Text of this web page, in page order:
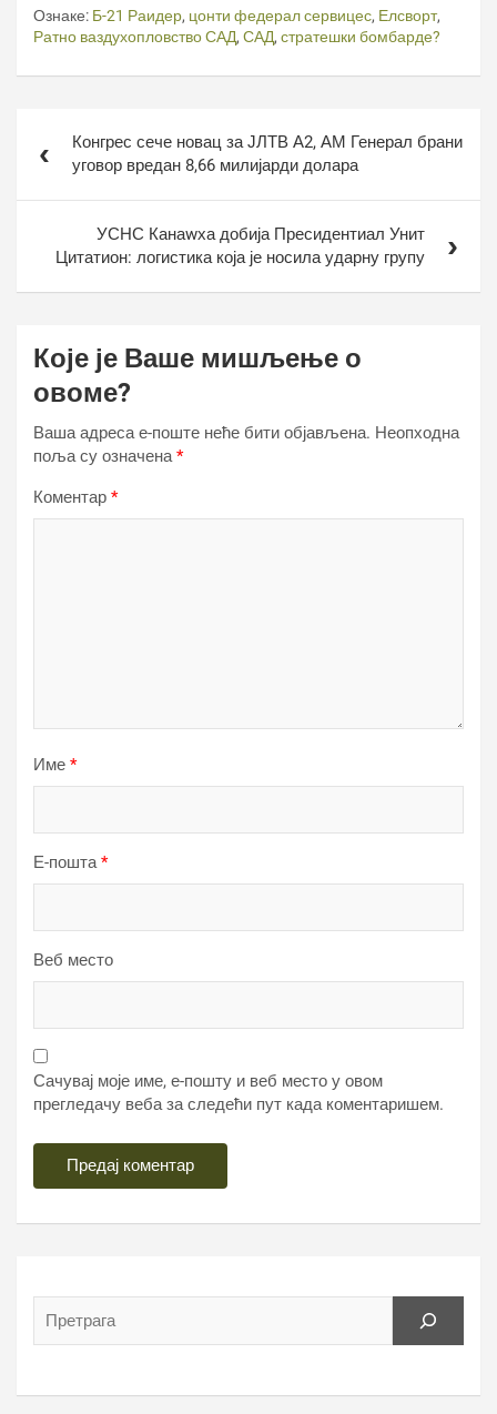
Ознаке: Б-21 Раидер, цонти федерал сервицес, Елсворт,
Ратно ваздухопловство САД, САД, стратешки бомбарде?
чланкаКонгрес сече новац за ЈЛТВ А2, АМ Генерал брани
уговор вредан 8,66 милијарди долара
УСНС Канаwха добија Пресидентиал Унит
Цитатион: логистика која је носила ударну групу
Које је Ваше мишљење о
овоме?
Ваша адреса е-поште неће бити објављена. Неопходна
поља су означена*
Коментар *
Име *
Е-пошта*
Веб место
Сачувај моје име, е-пошту и веб место у овом
прегледачу веба за следећи пут када коментаришем.